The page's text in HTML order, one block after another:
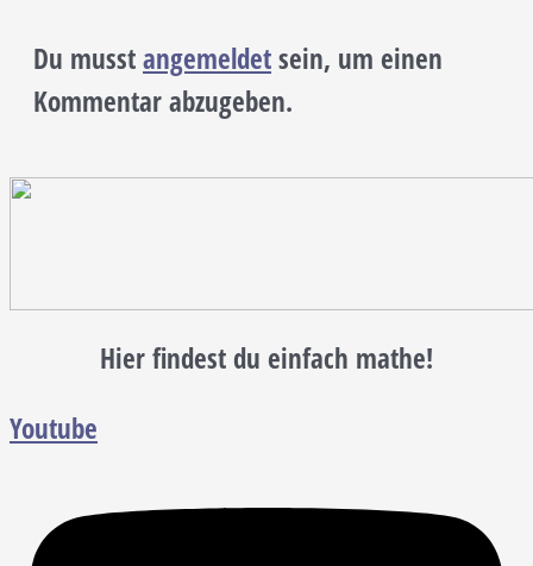
Du musstangemeldetsein, um einen
Kommentar abzugeben.
Hier findest du einfach mathe!
Youtube